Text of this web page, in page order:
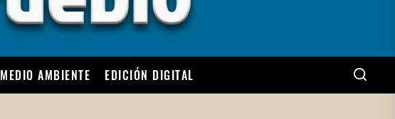
MEDIO AMBIENTE EDICIÓN DIGITAL